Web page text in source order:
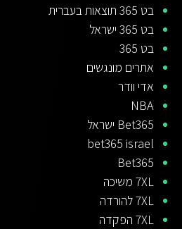
בט 365 תוצאות בעברית
בט 365 ישראל
בט 365
אתרים מונגשים
אדי וודר
NBA
Bet365 ישראל
bet365 israel
Bet365
7XL משיכה
7XL להורדה
7XL הפקדה